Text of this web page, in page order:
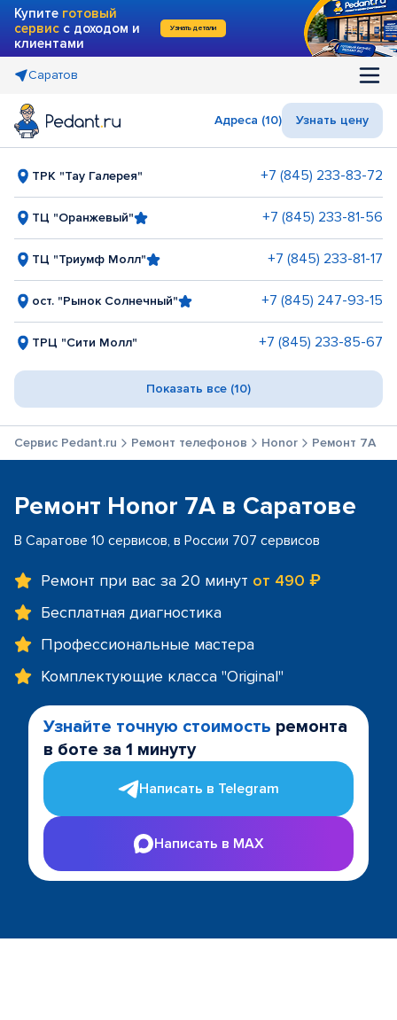
Купите готовый
сервис с доходом и
клиентами
Узнать детали
Саратов
Адреса (10) Узнать цену
ТРК "Тау Галерея" +7 (845) 233-83-72
ТЦ "Оранжевый" +7 (845) 233-81-56
ТЦ "Триумф Молл" +7 (845) 233-81-17
ост. "Рынок Солнечный" +7 (845) 247-93-15
ТРЦ "Сити Молл" +7 (845) 233-85-67
Показать все (10)
Сервис Pedant.ru Ремонт телефонов Honor Ремонт 7A
Ремонт Honor 7A в Саратове
В Саратове 10 сервисов, в России 707 сервисов
Ремонт при вас за 20 минут от 490 ₽
Бесплатная диагностика
Профессиональные мастера
Комплектующие класса "Original"
Узнайте точную стоимость ремонта
в боте за 1 минуту
Написать в Telegram
Написать в MAX